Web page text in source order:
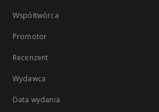
Współtwórca
Promotor
Recenzent
Wydawca
Data wydania